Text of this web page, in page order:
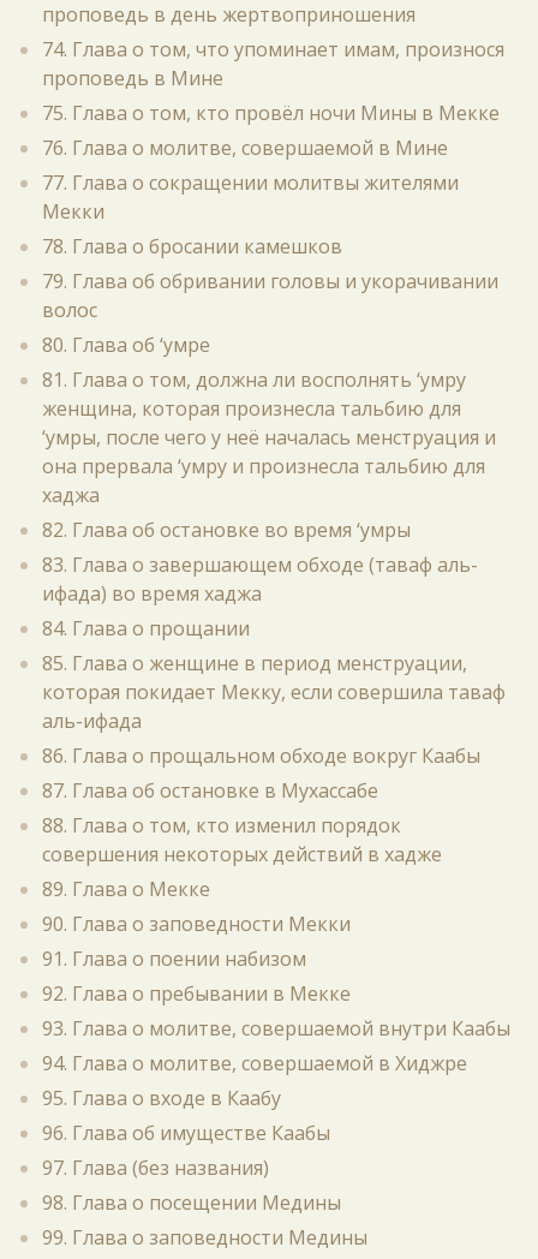
проповедь в день жертвоприношения
74. Глава о том, что упоминает имам, произнося
проповедь в Мине
75. Глава о том, кто провёл ночи Мины в Мекке
76. Глава о молитве, совершаемой в Мине
77. Глава о сокращении молитвы жителями
Мекки
78. Глава о бросании камешков
79. Глава об обривании головы и укорачивании
волос
80. Глава об ‘умре
81. Глава о том, должна ли восполнять ‘умру
женщина, которая произнесла тальбию для
‘умры, после чего у неё началась менструация и
она прервала ‘умру и произнесла тальбию для
хаджа
82. Глава об остановке во время ‘умры
83. Глава о завершающем обходе (таваф аль-
ифада) во время хаджа
84. Глава о прощании
85. Глава о женщине в период менструации,
которая покидает Мекку, если совершила таваф
аль-ифада
86. Глава о прощальном обходе вокруг Каабы
87. Глава об остановке в Мухассабе
88. Глава о том, кто изменил порядок
совершения некоторых действий в хадже
89. Глава о Мекке
90. Глава о заповедности Мекки
91. Глава о поении набизом
92. Глава о пребывании в Мекке
93. Глава о молитве, совершаемой внутри Каабы
94. Глава о молитве, совершаемой в Хиджре
95. Глава о входе в Каабу
96. Глава об имуществе Каабы
97. Глава (без названия)
98. Глава о посещении Медины
99. Глава о заповедности Медины